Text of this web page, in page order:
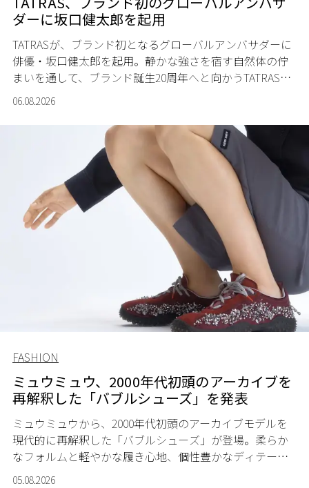
ダーに坂口健太郎を起用
TATRASが、ブランド初となるグローバルアンバサダーに
俳優・坂口健太郎を起用。静かな強さを宿す自然体の佇
まいを通して、ブランド誕生20周年へと向かうTATRASの
新たなストーリーを発信する。
06.08.2026
FASHION
ミュウミュウ、2000年代初頭のアーカイブを
再解釈した「バブルシューズ」を発表
ミュウミュウから、2000年代初頭のアーカイブモデルを
現代的に再解釈した「バブルシューズ」が登場。柔らか
なフォルムと軽やかな履き心地、個性豊かなディテール
が、スポーツウェアの美学に新たな表情を添える。
05.08.2026